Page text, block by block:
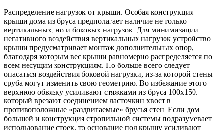
Распределение нагрузок от крыши. Особая конструкция
крыши дома из бруса предполагает наличие не только
вертикальных, но и боковых нагрузок. Для минимизации
негативного воздействия вертикальных нагрузок устройство
крыши предусматривает монтаж дополнительных опор,
благодаря которым вес крыши равномерно распределяется по
всем несущим конструкциям. Но больше всего следует
опасаться воздействия боковой нагрузки, из-за которой стены
сруба могут изменить свою геометрию. Во избежание этого
верхнюю обвязку усиливают стяжками из бруса 100х150.
который врезают соединением ласточкин хвост в
противоположные «раздвигаемые» брусья стен. Если дом
большой и конструкция стропильной системы подразумевает
использование стоек, то основание под крышу усиливают